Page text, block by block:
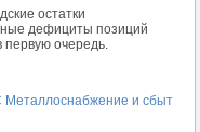
остатки
дефициты позиций
первую очередь.
и сбыт